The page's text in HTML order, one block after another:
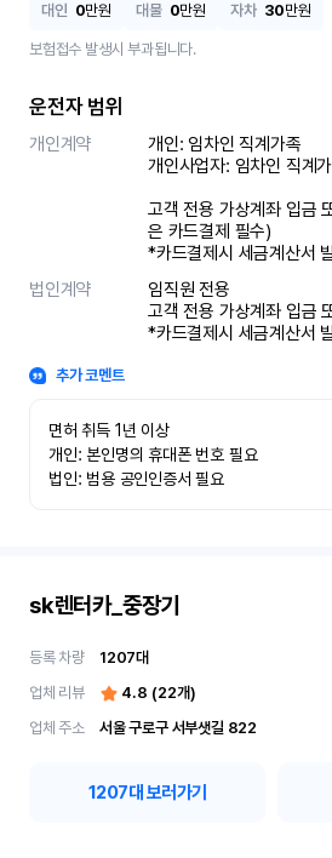
대인 0만원 대물 0만원 자차 30만원
보험접수 발생시 부과됩니다.
운전자 범위
개인계약
개인: 임차인 직계가족
개인사업자: 임차인 직계
고객 전용 가상계좌 입금
은 카드결제 필수)
*카드결제시 세금계산서
법인계약
임직원 전용
고객 전용 가상계좌 입금
*카드결제시 세금계산서
추가 코멘트
면허 취득 1년 이상
개인: 본인명의 휴대폰 번호 필요
법인: 범용 공인인증서 필요
sk렌터카_중장기
등록 차량 1207대
업체 리뷰
4.8 (22개)
업체 주소
서울 구로구 서부샛길 822
1207대 보러가기